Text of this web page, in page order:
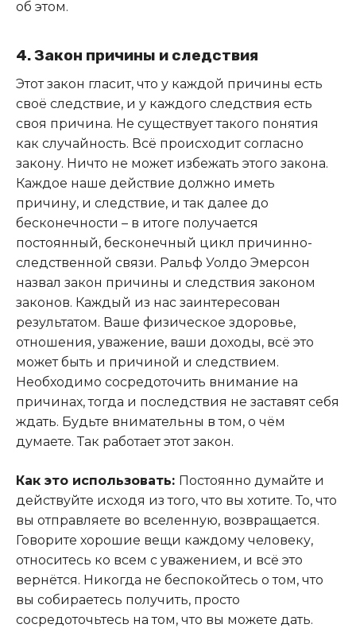
об этом.
4. Закон причины и следствия
Этот закон гласит, что у каждой причины есть
своё следствие, и у каждого следствия есть
своя причина. Не существует такого понятия
как случайность. Всё происходит согласно
закону. Ничто не может избежать этого закона.
Каждое наше действие должно иметь
причину, и следствие, и так далее до
бесконечности – в итоге получается
постоянный, бесконечный цикл причинно-
следственной связи. Ральф Уолдо Эмерсон
назвал закон причины и следствия законом
законов. Каждый из нас заинтересован
результатом. Ваше физическое здоровье,
отношения, уважение, ваши доходы, всё это
может быть и причиной и следствием.
Необходимо сосредоточить внимание на
причинах, тогда и последствия не заставят себя
ждать. Будьте внимательны в том, о чём
думаете. Так работает этот закон.
Как это использовать: Постоянно думайте и
действуйте исходя из того, что вы хотите. То, что
вы отправляете во вселенную, возвращается.
Говорите хорошие вещи каждому человеку,
относитесь ко всем с уважением, и всё это
вернётся. Никогда не беспокойтесь о том, что
вы собираетесь получить, просто
сосредоточьтесь на том, что вы можете дать.